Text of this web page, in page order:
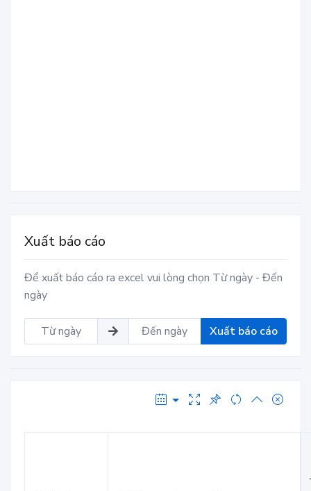
Xuất báo cáo
Để xuất báo cáo ra excel vui lòng chọn Từ ngày - Đến
ngày
Xuất báo cáo